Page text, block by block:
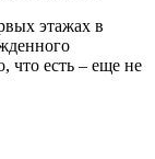
этажах в
что есть – еще не